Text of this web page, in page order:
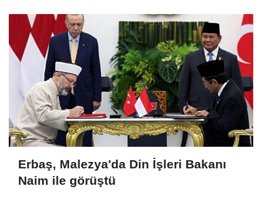
Erbaş, Malezya'da Din İşleri Bakanı
Naim ile görüştü